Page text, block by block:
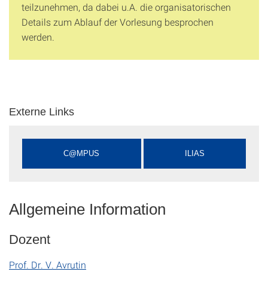
teilzunehmen, da dabei u.A. die organisatorischen
Details zum Ablauf der Vorlesung besprochen
werden.
Externe Links
C@MPUS ILIAS
Allgemeine Information
Dozent
Prof. Dr. V. Avrutin